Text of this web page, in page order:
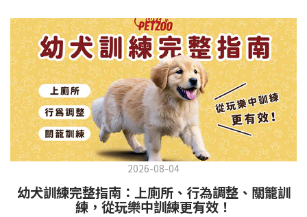
2026-08-04
幼犬訓練完整指南：上廁所、行為調整、關籠訓
練，從玩樂中訓練更有效！